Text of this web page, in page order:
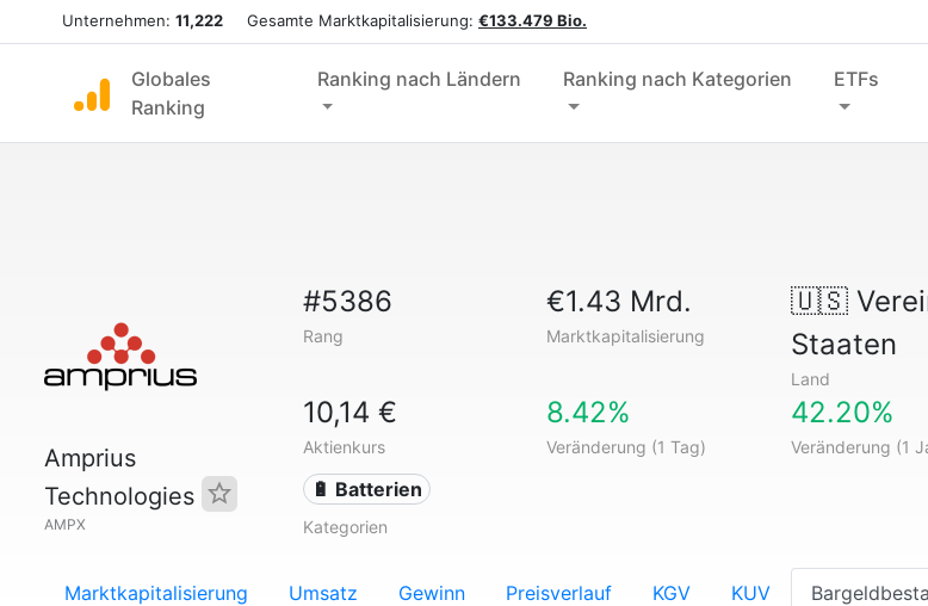
Unternehmen: 11,222 Gesamte Marktkapitalisierung: €133.479 Bio.
Globales
Ranking
Ranking nach Ländern Ranking nach Kategorien ETFs
Amprius
Technologies
AMPX
#5386
Rang
€1.43 Mrd.
Marktkapitalisierung
🇺🇸
Staaten
Land
10,14 €
Aktienkurs
8.42%
Veränderung (1 Tag)
42.20%
Veränderung (1
🔋 Batterien
Kategorien
Marktkapitalisierung Umsatz Gewinn Preisverlauf KGV KUV